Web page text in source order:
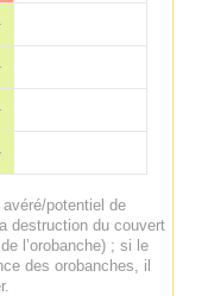
avéré/potentiel de
destruction du couvert
l’orobanche) ; si le
des orobanches, il